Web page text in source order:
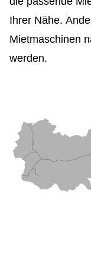
Ihrer Nähe.
Mietmaschinen
werden.